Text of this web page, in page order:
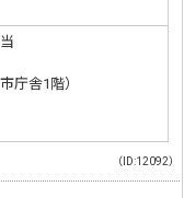
庁舎1階）
（ID:12092）